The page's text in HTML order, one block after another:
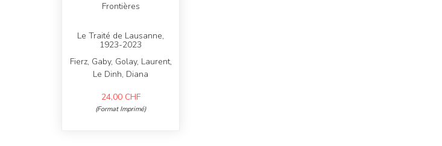
Frontières
Le Traité de Lausanne,
1923-2023
Fierz, Gaby, Golay, Laurent,
Le Dinh, Diana
24,00 CHF
(Format Imprimé)